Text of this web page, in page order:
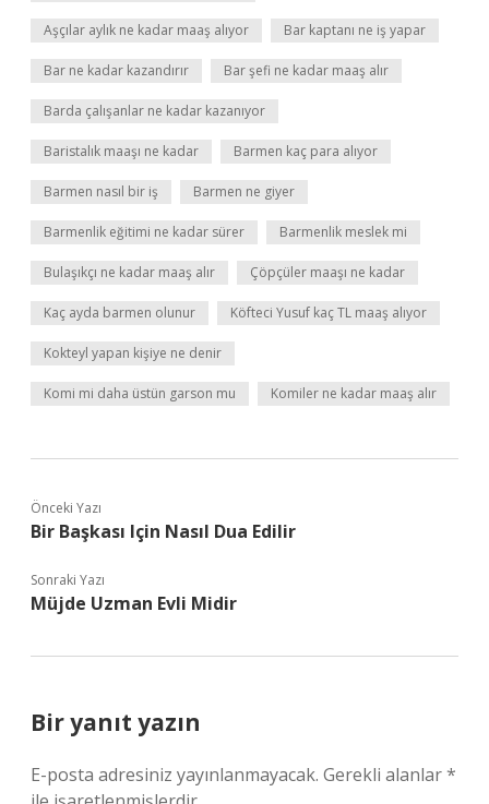
Aşçılar aylık ne kadar maaş alıyor Bar kaptanı ne iş yapar
Bar ne kadar kazandırır Bar şefi ne kadar maaş alır
Barda çalışanlar ne kadar kazanıyor
Baristalık maaşı ne kadar Barmen kaç para alıyor
Barmen nasıl bir iş Barmen ne giyer
Barmenlik eğitimi ne kadar sürer Barmenlik meslek mi
Bulaşıkçı ne kadar maaş alır Çöpçüler maaşı ne kadar
Kaç ayda barmen olunur Köfteci Yusuf kaç TL maaş alıyor
Kokteyl yapan kişiye ne denir
Komi mi daha üstün garson mu Komiler ne kadar maaş alır
Önceki Yazı
Bir Başkası Için Nasıl Dua Edilir
Sonraki Yazı
Müjde Uzman Evli Midir
Bir yanıt yazın
E-posta adresiniz yayınlanmayacak. Gerekli alanlar*